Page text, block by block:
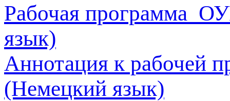
Рабочая программа
язык)
Аннотация к рабочей
(Немецкий язык)